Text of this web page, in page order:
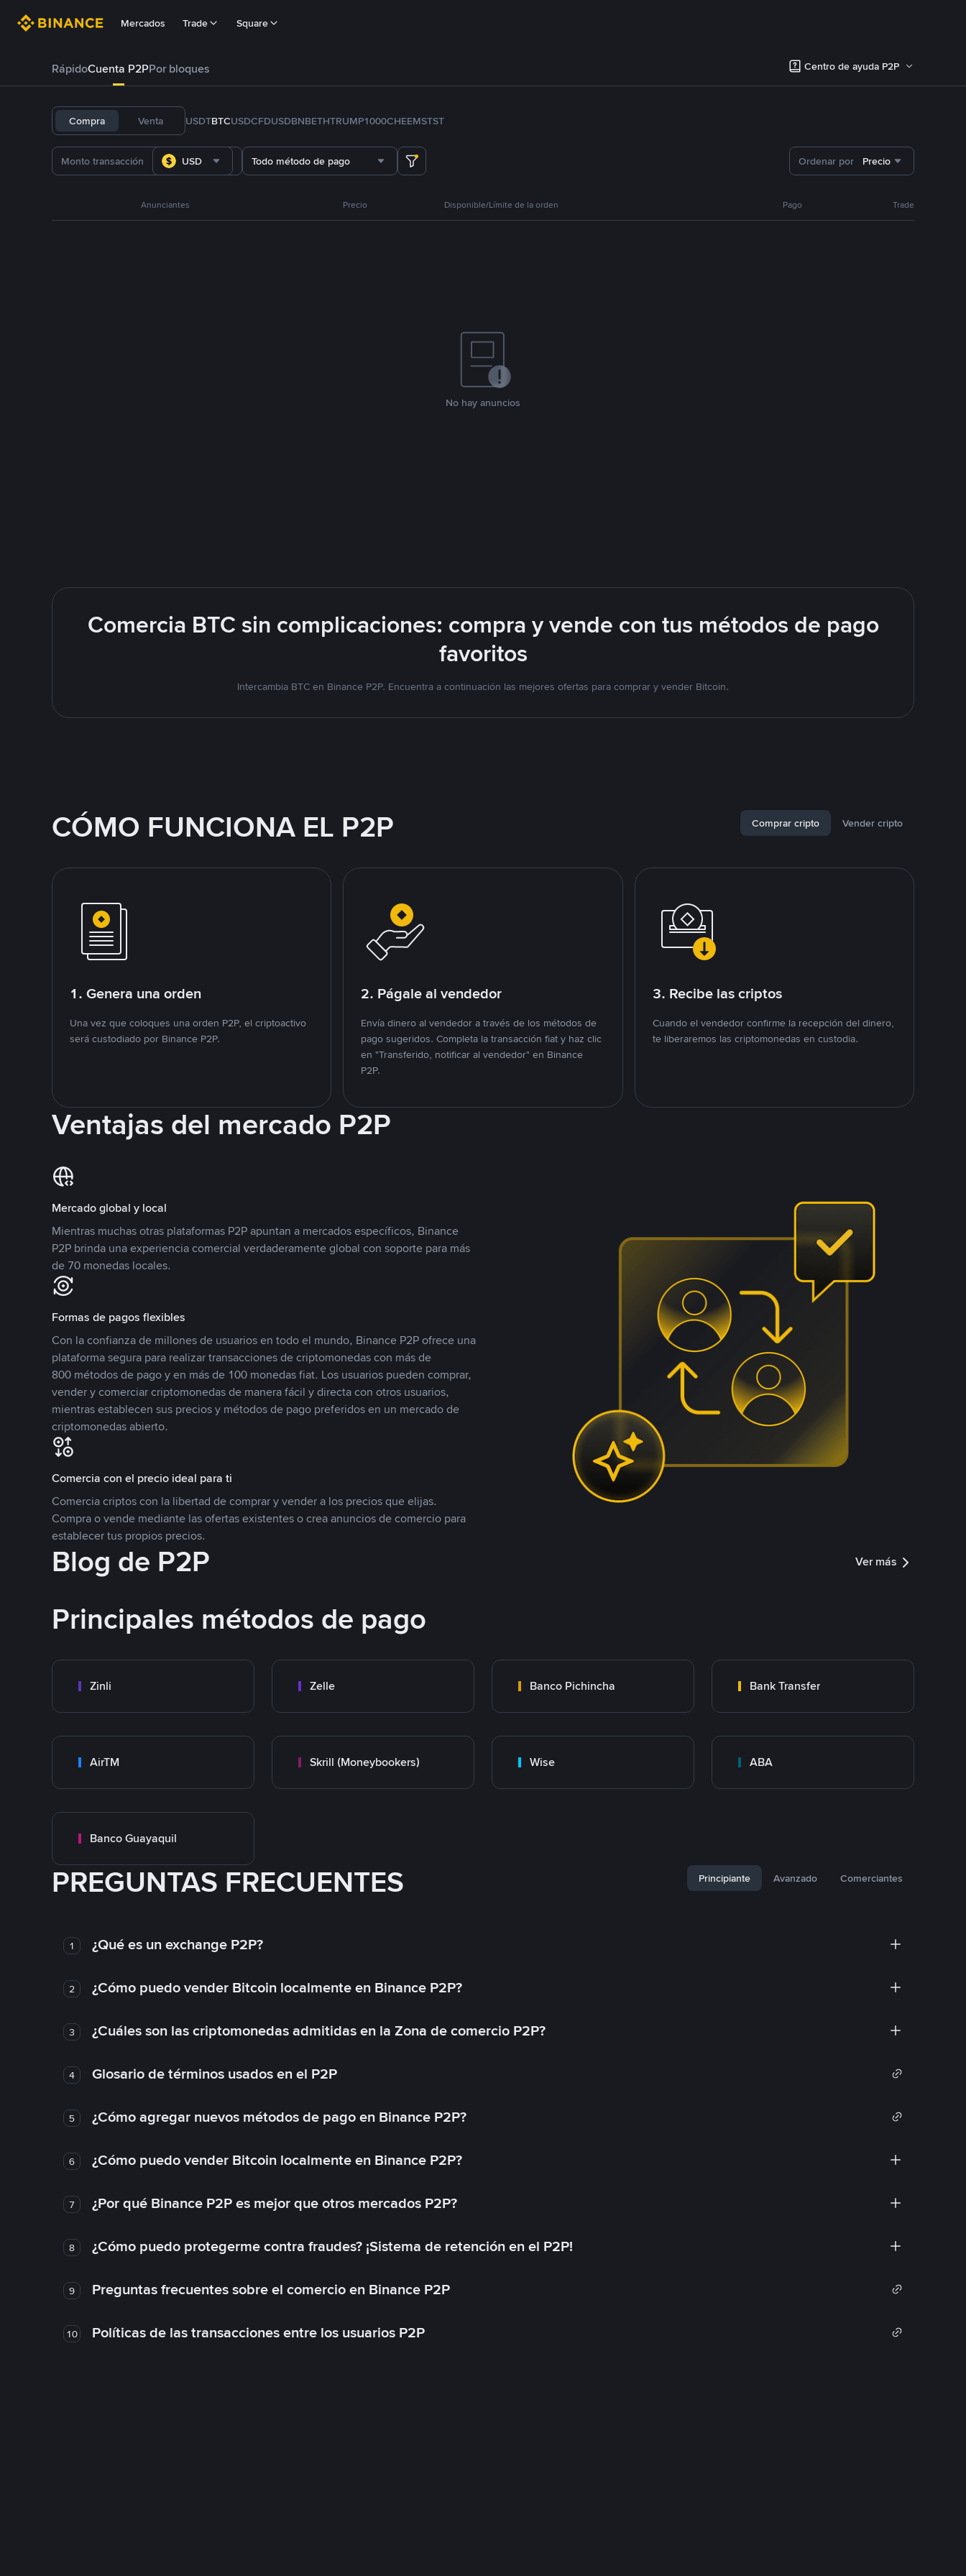
Mercados Trade Square
RápidoCuenta P2PPor bloques Centro de ayuda P2P
Compra Venta USDTBTCUSDCFDUSDBNBETHTRUMP1000CHEEMSTST
USD Todo método de pago Ordenar por Precio
Anunciantes Precio Disponible/Límite de la orden Pago Trade
No hay anuncios
Comercia BTC sin complicaciones: compra y vende con tus métodos de pago
favoritos
Intercambia BTC en Binance P2P. Encuentra a continuación las mejores ofertas para comprar y vender Bitcoin.
CÓMO FUNCIONA EL P2P Comprar cripto Vender cripto
1. Genera una orden
Una vez que coloques una orden P2P, el criptoactivo
será custodiado por Binance P2P.
2. Págale al vendedor
Envía dinero al vendedor a través de los métodos de
pago sugeridos. Completa la transacción fiat y haz clic
en "Transferido, notificar al vendedor" en Binance
P2P.
3. Recibe las criptos
Cuando el vendedor confirme la recepción del dinero,
te liberaremos las criptomonedas en custodia.
Ventajas del mercado P2P
Mercado global y local
Mientras muchas otras plataformas P2P apuntan a mercados específicos, Binance
P2P brinda una experiencia comercial verdaderamente global con soporte para más
de 70 monedas locales.
Formas de pagos flexibles
Con la confianza de millones de usuarios en todo el mundo, Binance P2P ofrece una
plataforma segura para realizar transacciones de criptomonedas con más de
800 métodos de pago y en más de 100 monedas fiat. Los usuarios pueden comprar,
vender y comerciar criptomonedas de manera fácil y directa con otros usuarios,
mientras establecen sus precios y métodos de pago preferidos en un mercado de
criptomonedas abierto.
Comercia con el precio ideal para ti
Comercia criptos con la libertad de comprar y vender a los precios que elijas.
Compra o vende mediante las ofertas existentes o crea anuncios de comercio para
establecer tus propios precios.
Blog de P2P Ver más
Principales métodos de pago
Zinli Zelle Banco Pichincha Bank Transfer
AirTM Skrill (Moneybookers) Wise ABA
Banco Guayaquil
PREGUNTAS FRECUENTES Principiante Avanzado Comerciantes
1 ¿Qué es un exchange P2P?
2 ¿Cómo puedo vender Bitcoin localmente en Binance P2P?
3 ¿Cuáles son las criptomonedas admitidas en la Zona de comercio P2P?
4 Glosario de términos usados en el P2P
5 ¿Cómo agregar nuevos métodos de pago en Binance P2P?
6 ¿Cómo puedo vender Bitcoin localmente en Binance P2P?
7 ¿Por qué Binance P2P es mejor que otros mercados P2P?
8 ¿Cómo puedo protegerme contra fraudes? ¡Sistema de retención en el P2P!
9 Preguntas frecuentes sobre el comercio en Binance P2P
10 Políticas de las transacciones entre los usuarios P2P